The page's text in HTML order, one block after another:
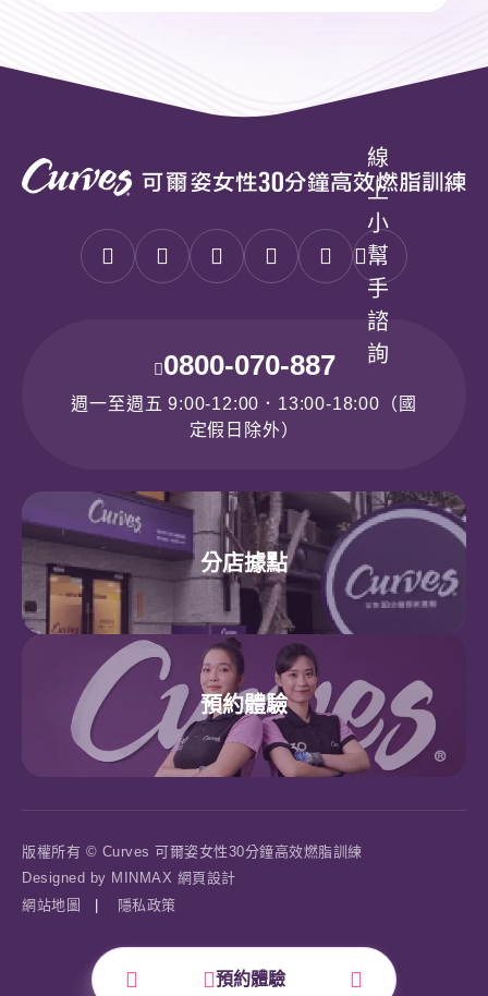
速處理您的需求，謝謝您。
確認
預約體驗
線
上
小
幫
手
諮
詢
0800-070-887
週一至週五 9:00-12:00．13:00-18:00（國
定假日除外）
分店據點
預約體驗
版權所有 © Curves 可爾姿女性30分鐘高效燃脂訓練
Designed by MINMAX 網頁設計
網站地圖
| 隱私政策